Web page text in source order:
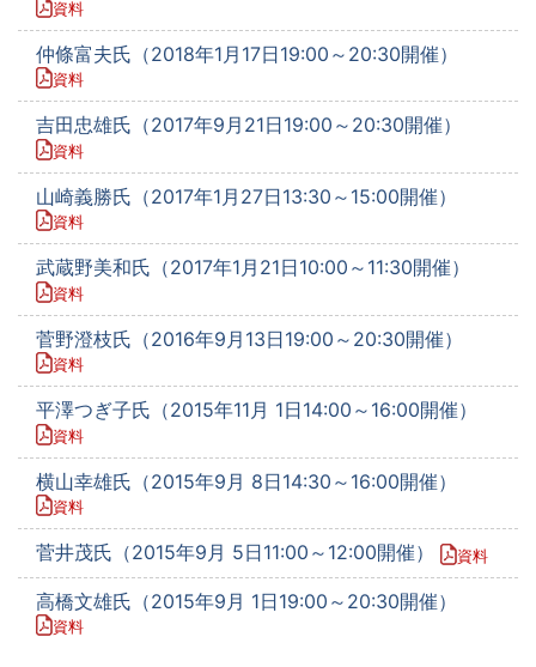
資料
仲條富夫氏（2018年1月17日19:00～20:30開催）
資料
吉田忠雄氏（2017年9月21日19:00～20:30開催）
資料
山崎義勝氏（2017年1月27日13:30～15:00開催）
資料
武蔵野美和氏（2017年1月21日10:00～11:30開催）
資料
菅野澄枝氏（2016年9月13日19:00～20:30開催）
資料
平澤つぎ子氏（2015年11月 1日14:00～16:00開催）
資料
横山幸雄氏（2015年9月 8日14:30～16:00開催）
資料
菅井茂氏（2015年9月 5日11:00～12:00開催） 資料
高橋文雄氏（2015年9月 1日19:00～20:30開催）
資料